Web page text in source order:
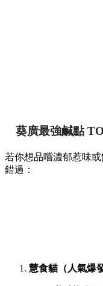
葵廣最強鹹點
若你想品嚐濃郁惹味
錯過：
慧食貓（人氣爆